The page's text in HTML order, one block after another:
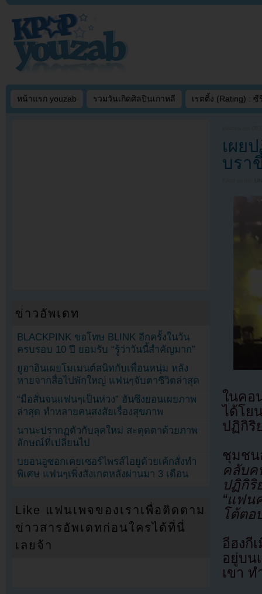
หน้าแรก youzab รวมวันเกิดศิลปินเกาหลี เรตติ้ง (Rating) : ซี
เผย
บรา
ในคอ
ได้โย
ปฏิกิริ
ชุมช
คลับ
ปฏิกิริ
“แฟน
โต้ตอ
อีฮงกี
อยู่บน
เขา
ข่าวอัพเดท
BLACKPINK ขอโทษ BLINK อีกครั้งในวัน
ครบรอบ 10 ปี ยอมรับ “รู้ว่าวันนี้สำคัญมาก”
ยูอาอินเผยโมเมนต์สนิทกับเพื่อนหนุ่ม หลัง
หายจากสื่อไปพักใหญ่ แฟนๆจับตาชีวิตล่าสุด
“มือสั่นจนแฟนๆเป็นห่วง” ฮันซึงยอนเผยภาพ
ล่าสุด ทำหลายคนสงสัยเรื่องสุขภาพ
นานะปรากฏตัวกับลุคใหม่ สะดุดตาด้วยภาพ
ลักษณ์ที่เปลี่ยนไป
บยอนอูซอกเคยเซอร์ไพรส์ไอยูด้วยเค้กสั่งทำ
พิเศษ แฟนๆเพิ่งสังเกตหลังผ่านมา 3 เดือน
Like แฟนเพจของเราเพื่อติดตาม
ข่าวสารอัพเดทก่อนใครได้ที่นี่
เลยจ้า